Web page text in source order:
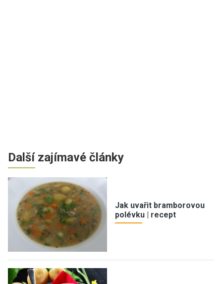
Další zajímavé články
Jak uvařit bramborovou
polévku | recept